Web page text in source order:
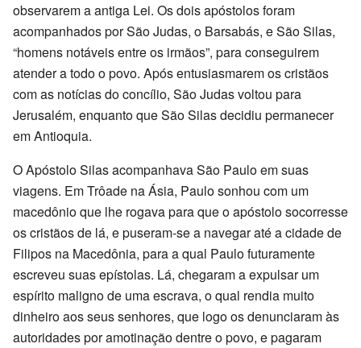
observarem a antiga Lei. Os dois apóstolos foram
acompanhados por São Judas, o Barsabás, e São Silas,
“homens notáveis entre os irmãos”, para conseguirem
atender a todo o povo. Após entusiasmarem os cristãos
com as notícias do concílio, São Judas voltou para
Jerusalém, enquanto que São Silas decidiu permanecer
em Antioquia.
O Apóstolo Silas acompanhava São Paulo em suas
viagens. Em Trôade na Ásia, Paulo sonhou com um
macedônio que lhe rogava para que o apóstolo socorresse
os cristãos de lá, e puseram-se a navegar até a cidade de
Filipos na Macedônia, para a qual Paulo futuramente
escreveu suas epístolas. Lá, chegaram a expulsar um
espírito maligno de uma escrava, o qual rendia muito
dinheiro aos seus senhores, que logo os denunciaram às
autoridades por amotinação dentre o povo, e pagaram